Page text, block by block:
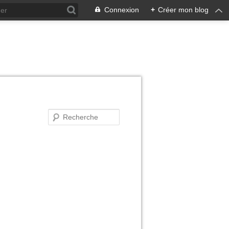
Connexion + Créer mon blog